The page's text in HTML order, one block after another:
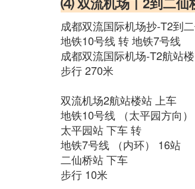
成都双流国际机场抄-T2到
地铁10号线 转 地铁7号线
成都双流国际机场-T2航站楼
步行 270米
双流机场2航站楼站 上车
地铁10号线 （太平园方向
太平园站 下车 转
地铁7号线 （内环） 16站
二仙桥站 下车
步行 10米